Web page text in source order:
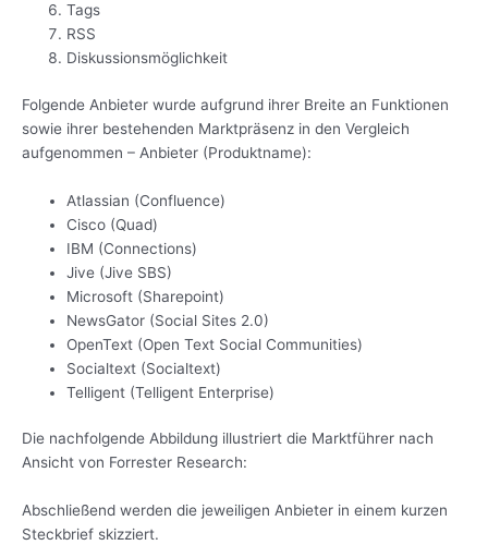
Tags
RSS
Diskussionsmöglichkeit
Folgende Anbieter wurde aufgrund ihrer Breite an Funktionen
sowie ihrer bestehenden Marktpräsenz in den Vergleich
aufgenommen – Anbieter (Produktname):
Atlassian (Confluence)
Cisco (Quad)
IBM (Connections)
Jive (Jive SBS)
Microsoft (Sharepoint)
NewsGator (Social Sites 2.0)
OpenText (Open Text Social Communities)
Socialtext (Socialtext)
Telligent (Telligent Enterprise)
Die nachfolgende Abbildung illustriert die Marktführer nach
Ansicht von Forrester Research:
Abschließend werden die jeweiligen Anbieter in einem kurzen
Steckbrief skizziert.